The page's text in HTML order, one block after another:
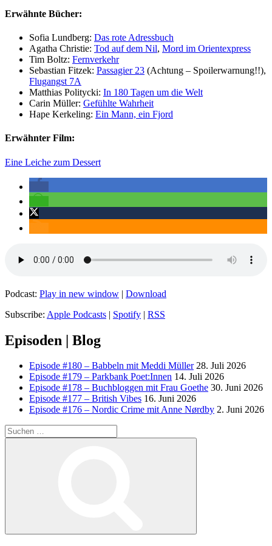
Erwähnte Bücher:
Sofia Lundberg: Das rote Adressbuch
Agatha Christie: Tod auf dem Nil, Mord im Orientexpress
Tim Boltz: Fernverkehr
Sebastian Fitzek: Passagier 23 (Achtung – Spoilerwarnung!!),
Flugangst 7A
Matthias Politycki: In 180 Tagen um die Welt
Carin Müller: Gefühlte Wahrheit
Hape Kerkeling: Ein Mann, ein Fjord
Erwähnter Film:
Eine Leiche zum Dessert
Podcast: Play in new window | Download
Subscribe: Apple Podcasts | Spotify | RSS
Episoden | Blog
Episode #180 – Babbeln mit Meddi Müller 28. Juli 2026
Episode #179 – Parkbank Poet:Innen 14. Juli 2026
Episode #178 – Buchbloggen mit Frau Goethe 30. Juni 2026
Episode #177 – British Vibes 16. Juni 2026
Episode #176 – Nordic Crime mit Anne Nørdby 2. Juni 2026
Suchen
nach: